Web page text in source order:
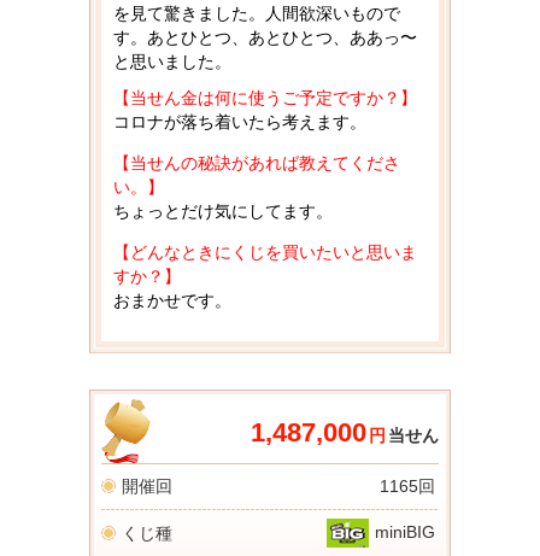
を見て驚きました。人間欲深いもので
す。あとひとつ、あとひとつ、ああっ〜
と思いました。
【当せん金は何に使うご予定ですか？】
コロナが落ち着いたら考えます。
【当せんの秘訣があれば教えてくださ
い。】
ちょっとだけ気にしてます。
【どんなときにくじを買いたいと思いま
すか？】
おまかせです。
1,487,000 円 当せん
開催回 1165回
くじ種 miniBIG